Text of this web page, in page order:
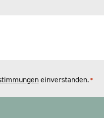
einverstanden.*